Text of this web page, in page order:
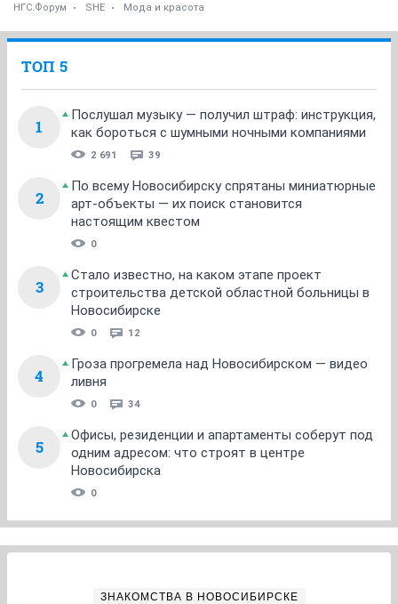
НГС.Форум SHE Мода и красота
ТОП 5
1
Послушал музыку — получил штраф: инструкция,
как бороться с шумными ночными компаниями
2 691 39
2
По всему Новосибирску спрятаны миниатюрные
арт-объекты — их поиск становится
настоящим квестом
0
3
Стало известно, на каком этапе проект
строительства детской областной больницы в
Новосибирске
0 12
4
Гроза прогремела над Новосибирском — видео
ливня
0 34
5
Офисы, резиденции и апартаменты соберут под
одним адресом: что строят в центре
Новосибирска
0
ЗНАКОМСТВА В НОВОСИБИРСКЕ